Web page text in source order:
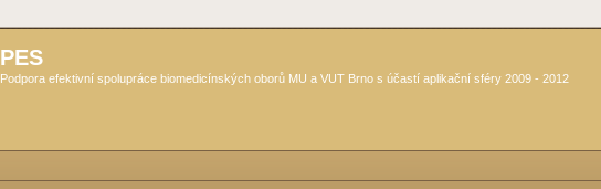
PES
Podpora efektivní spolupráce biomedicínských oborů MU a VUT Brno s účastí aplikační sféry 2009 - 2012